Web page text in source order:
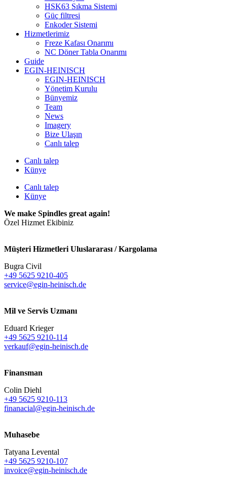
HSK63 Sıkma Sistemi
Güç filtresi
Enkoder Sistemi
Hizmetlerimiz
Freze Kafası Onarımı
NC Döner Tabla Onarımı
Guide
EGIN-HEINISCH
EGIN-HEINISCH
Yönetim Kurulu
Bünyemiz
Team
News
Imagery
Bize Ulaşın
Canlı talep
Canlı talep
Künye
Canlı talep
Künye
We make Spindles great again!
Özel Hizmet Ekibiniz
Müşteri Hizmetleri Uluslararası / Kargolama
Bugra Civil
+49 5625 9210-405
service@egin-heinisch.de
Mil ve Servis Uzmanı
Eduard Krieger
+49 5625 9210-114
verkauf@egin-heinisch.de
Finansman
Colin Diehl
+49 5625 9210-113
finanacial@egin-heinisch.de
Muhasebe
Tatyana Levental
+49 5625 9210-107
invoice@egin-heinisch.de